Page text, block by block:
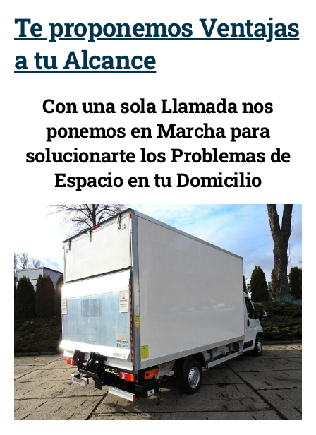
Te proponemos Ventajas
a tu Alcance
Con una sola Llamada nos
ponemos en Marcha para
solucionarte los Problemas de
Espacio en tu Domicilio